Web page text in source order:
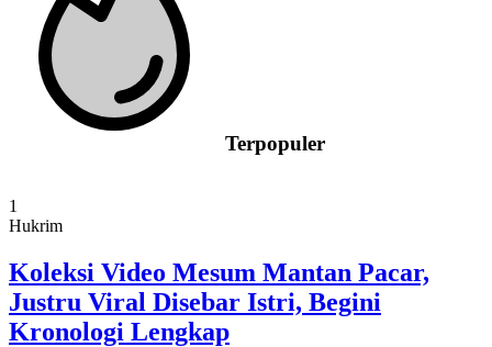
Terpopuler
1
Hukrim
Koleksi Video Mesum Mantan Pacar,
Justru Viral Disebar Istri, Begini
Kronologi Lengkap